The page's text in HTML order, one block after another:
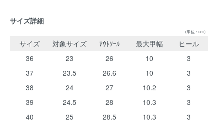
サイズ詳細
（単位：cm）
サイズ 対象サイズ ｱｳﾄｿｰﾙ 最大甲幅
ヒール
36
23 26 10
3
37
23.5 26.6 10
3
38
24 27 10.2
3
39
24.5 28 10.3
3
40
25 28.5 10.3 3